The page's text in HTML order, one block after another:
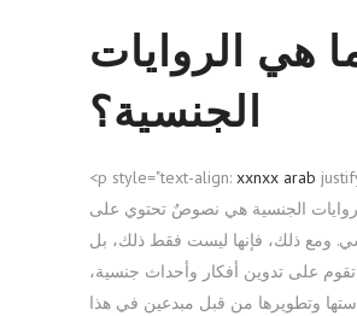
هي الروايات
الجنسية؟
<p style="text-align: xxnxx arab
الجنسية هي نصوصٌ تحتوي على
ومع ذلك، فإنها ليست فقط ذلك، بل
على تدوين أفكار وأحداث جنسية،
وتطويرها من قبل مبدعين في هذا